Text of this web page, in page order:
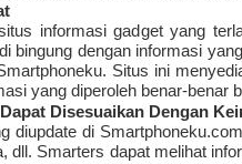
informasi gadget yang
bingung dengan informasi
Situs ini
yang diperoleh benar-benar
Disesuaikan Dengan
diupdate di
dll. Smarters dapat melihat